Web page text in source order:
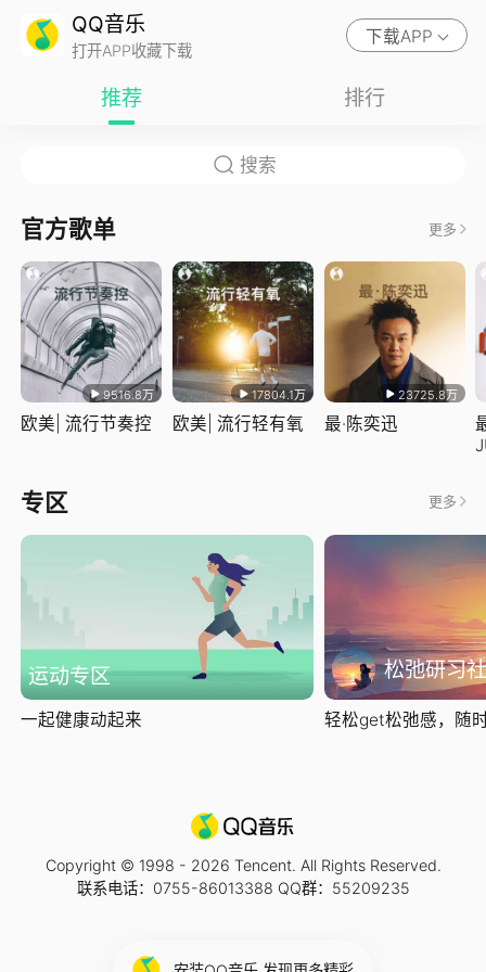
QQ音乐
打开APP收藏下载
下载APP
推荐 排行
官方歌单 更多
9516.8万
欧美| 流行节奏控
17804.1万
欧美| 流行轻有氧
23725.8万
最·陈奕迅
专区 更多
运动专区
一起健康动起来
松弛研习社
轻松get松弛感，随
Copyright © 1998 - 2026 Tencent. All Rights Reserved.
联系电话：0755-86013388 QQ群：55209235